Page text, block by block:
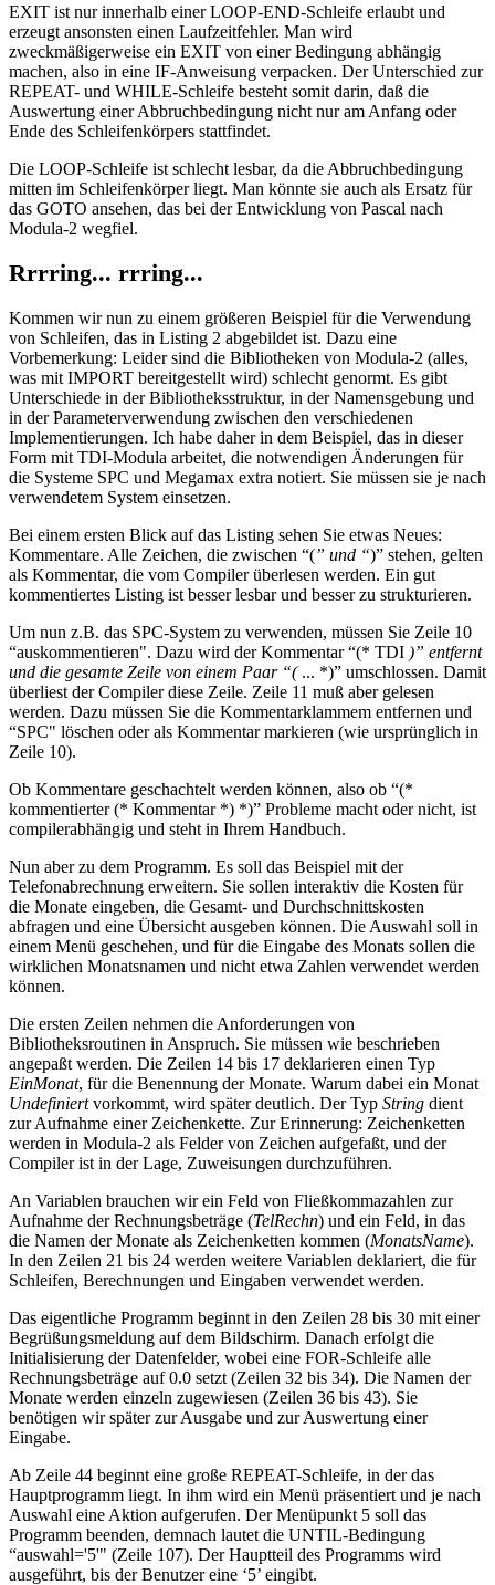
EXIT ist nur innerhalb einer LOOP-END-Schleife erlaubt und
erzeugt ansonsten einen Laufzeitfehler. Man wird
zweckmäßigerweise ein EXIT von einer Bedingung abhängig
machen, also in eine IF-Anweisung verpacken. Der Unterschied zur
REPEAT- und WHILE-Schleife besteht somit darin, daß die
Auswertung einer Abbruchbedingung nicht nur am Anfang oder
Ende des Schleifenkörpers stattfindet.
Die LOOP-Schleife ist schlecht lesbar, da die Abbruchbedingung
mitten im Schleifenkörper liegt. Man könnte sie auch als Ersatz für
das GOTO ansehen, das bei der Entwicklung von Pascal nach
Modula-2 wegfiel.
Rrrring... rrring...
Kommen wir nun zu einem größeren Beispiel für die Verwendung
von Schleifen, das in Listing 2 abgebildet ist. Dazu eine
Vorbemerkung: Leider sind die Bibliotheken von Modula-2 (alles,
was mit IMPORT bereitgestellt wird) schlecht genormt. Es gibt
Unterschiede in der Bibliotheksstruktur, in der Namensgebung und
in der Parameterverwendung zwischen den verschiedenen
Implementierungen. Ich habe daher in dem Beispiel, das in dieser
Form mit TDI-Modula arbeitet, die notwendigen Änderungen für
die Systeme SPC und Megamax extra notiert. Sie müssen sie je nach
verwendetem System einsetzen.
Bei einem ersten Blick auf das Listing sehen Sie etwas Neues:
Kommentare. Alle Zeichen, die zwischen “(” und “)” stehen, gelten
als Kommentar, die vom Compiler überlesen werden. Ein gut
kommentiertes Listing ist besser lesbar und besser zu strukturieren.
Um nun z.B. das SPC-System zu verwenden, müssen Sie Zeile 10
“auskommentieren". Dazu wird der Kommentar “(* TDI )” entfernt
und die gesamte Zeile von einem Paar “(... *)” umschlossen. Damit
überliest der Compiler diese Zeile. Zeile 11 muß aber gelesen
werden. Dazu müssen Sie die Kommentarklammem entfernen und
“SPC" löschen oder als Kommentar markieren (wie ursprünglich in
Zeile 10).
Ob Kommentare geschachtelt werden können, also ob “(*
kommentierter (* Kommentar *) *)” Probleme macht oder nicht, ist
compilerabhängig und steht in Ihrem Handbuch.
Nun aber zu dem Programm. Es soll das Beispiel mit der
Telefonabrechnung erweitern. Sie sollen interaktiv die Kosten für
die Monate eingeben, die Gesamt- und Durchschnittskosten
abfragen und eine Übersicht ausgeben können. Die Auswahl soll in
einem Menü geschehen, und für die Eingabe des Monats sollen die
wirklichen Monatsnamen und nicht etwa Zahlen verwendet werden
können.
Die ersten Zeilen nehmen die Anforderungen von
Bibliotheksroutinen in Anspruch. Sie müssen wie beschrieben
angepaßt werden. Die Zeilen 14 bis 17 deklarieren einen Typ
EinMonat, für die Benennung der Monate. Warum dabei ein Monat
Undefiniertvorkommt, wird später deutlich. Der Typ String dient
zur Aufnahme einer Zeichenkette. Zur Erinnerung: Zeichenketten
werden in Modula-2 als Felder von Zeichen aufgefaßt, und der
Compiler ist in der Lage, Zuweisungen durchzuführen.
An Variablen brauchen wir ein Feld von Fließkommazahlen zur
Aufnahme der Rechnungsbeträge (TelRechn) und ein Feld, in das
die Namen der Monate als Zeichenketten kommen (MonatsName).
In den Zeilen 21 bis 24 werden weitere Variablen deklariert, die für
Schleifen, Berechnungen und Eingaben verwendet werden.
Das eigentliche Programm beginnt in den Zeilen 28 bis 30 mit einer
Begrüßungsmeldung auf dem Bildschirm. Danach erfolgt die
Initialisierung der Datenfelder, wobei eine FOR-Schleife alle
Rechnungsbeträge auf 0.0 setzt (Zeilen 32 bis 34). Die Namen der
Monate werden einzeln zugewiesen (Zeilen 36 bis 43). Sie
benötigen wir später zur Ausgabe und zur Auswertung einer
Eingabe.
Ab Zeile 44 beginnt eine große REPEAT-Schleife, in der das
Hauptprogramm liegt. In ihm wird ein Menü präsentiert und je nach
Auswahl eine Aktion aufgerufen. Der Menüpunkt 5 soll das
Programm beenden, demnach lautet die UNTIL-Bedingung
“auswahl='5'" (Zeile 107). Der Hauptteil des Programms wird
ausgeführt, bis der Benutzer eine ‘5’ eingibt.